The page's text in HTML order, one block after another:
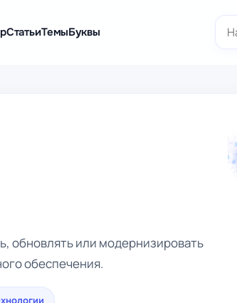
СтатьиТемыБуквы
обновлять или модернизировать
обеспечения.